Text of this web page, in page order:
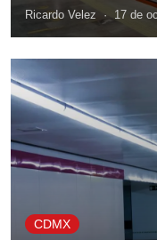
Ricardo Velez · 17 de
CDMX